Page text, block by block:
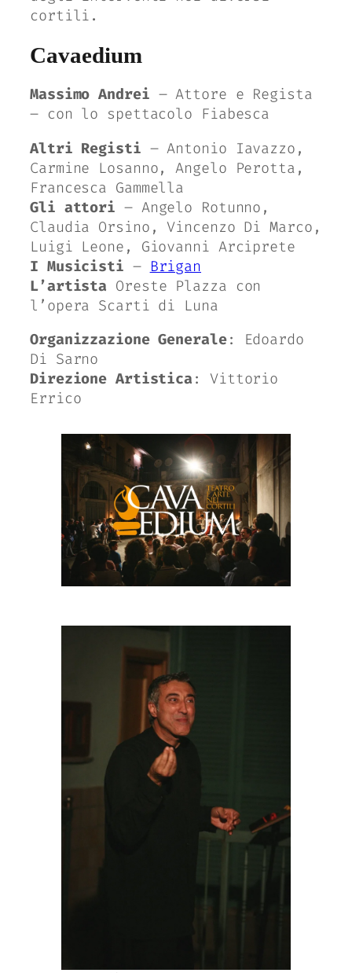
cortili.
Cavaedium
Massimo Andrei – Attore e Regista
– con lo spettacolo Fiabesca
Altri Registi – Antonio Iavazzo,
Carmine Losanno, Angelo Perotta,
Francesca Gammella
Gli attori – Angelo Rotunno,
Claudia Orsino, Vincenzo Di Marco,
Luigi Leone, Giovanni Arciprete
I Musicisti – Brigan
L’artista Oreste Plazza con
l’opera Scarti di Luna
Organizzazione Generale: Edoardo
Di Sarno
Direzione Artistica : Vittorio
Errico